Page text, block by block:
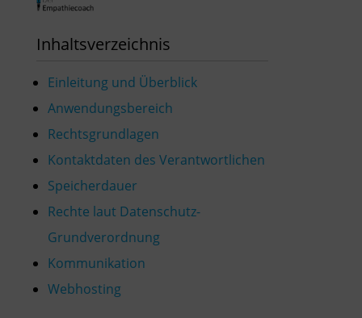
Inhaltsverzeichnis
Einleitung und Überblick
Anwendungsbereich
Rechtsgrundlagen
Kontaktdaten des Verantwortlichen
Speicherdauer
Rechte laut Datenschutz-
Grundverordnung
Kommunikation
Webhosting